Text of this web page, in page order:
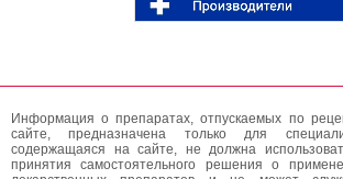
Информация о препаратах, отпускаемых по
сайте, предназначена только для
содержащаяся на сайте, не должна
принятия самостоятельного решения о